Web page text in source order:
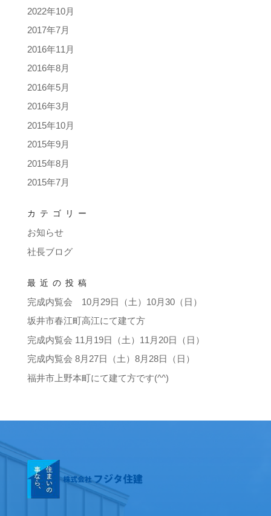
2022年10月
2017年7月
2016年11月
2016年8月
2016年5月
2016年3月
2015年10月
2015年9月
2015年8月
2015年7月
カテゴリー
お知らせ
社長ブログ
最近の投稿
完成内覧会 10月29日（土）10月30（日）
坂井市春江町高江にて建て方
完成内覧会 11月19日（土）11月20日（日）
完成内覧会 8月27日（土）8月28日（日）
福井市上野本町にて建て方です(^^)